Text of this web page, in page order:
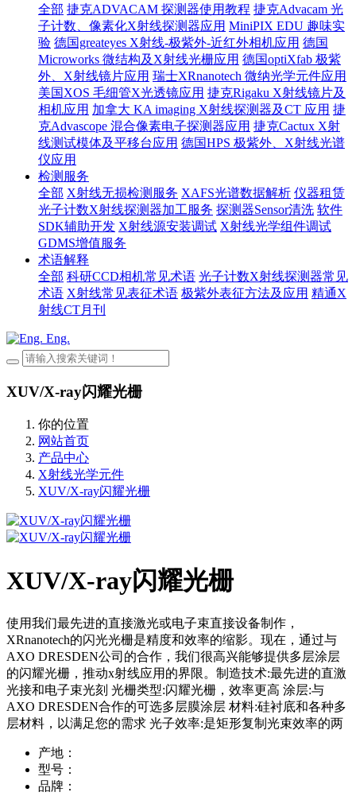
全部 捷克ADVACAM 探测器使用教程 捷克Advacam 光
子计数、像素化X射线探测器应用 MiniPIX EDU 趣味实
验 德国greateyes X射线-极紫外-近红外相机应用 德国
Microworks 微结构及X射线光栅应用 德国optiXfab 极紫
外、X射线镜片应用 瑞士XRnanotech 微纳光学元件应用
美国XOS 毛细管X光透镜应用 捷克Rigaku X射线镜片及
相机应用 加拿大 KA imaging X射线探测器及CT 应用 捷
克Advascope 混合像素电子探测器应用 捷克Cactux X射
线测试模体及平移台应用 德国HPS 极紫外、X射线光谱
仪应用
检测服务
全部 X射线无损检测服务 XAFS光谱数据解析 仪器租赁
光子计数X射线探测器加工服务 探测器Sensor清洗 软件
SDK辅助开发 X射线源安装调试 X射线光学组件调试
GDMS增值服务
术语解释
全部 科研CCD相机常见术语 光子计数X射线探测器常见
术语 X射线常见表征术语 极紫外表征方法及应用 精通X
射线CT月刊
Eng.
XUV/X-ray闪耀光栅
你的位置
网站首页
产品中心
X射线光学元件
XUV/X-ray闪耀光栅
XUV/X-ray闪耀光栅
使用我们最先进的直接激光或电子束直接设备制作，
XRnanotech的闪光光栅是精度和效率的缩影。现在，通过与
AXO DRESDEN公司的合作，我们很高兴能够提供多层涂层
的闪耀光栅，推动x射线应用的界限。制造技术:最先进的直激
光接和电子束光刻 光栅类型:闪耀光栅，效率更高 涂层:与
AXO DRESDEN合作的可选多层膜涂层 材料:硅衬底和各种多
层材料，以满足您的需求 光子效率:是矩形复制光束效率的两
产地：
型号：
品牌：